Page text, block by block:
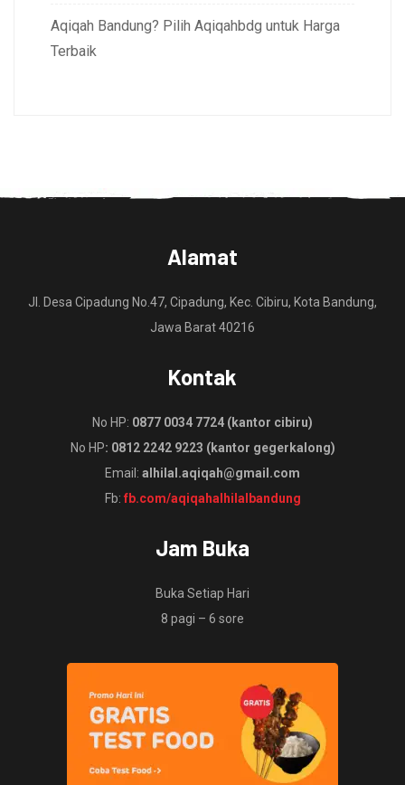
Aqiqah Bandung? Pilih Aqiqahbdg untuk Harga
Terbaik
Alamat
Jl. Desa Cipadung No.47, Cipadung, Kec. Cibiru, Kota Bandung,
Jawa Barat 40216
Kontak
No HP: 0877 0034 7724 (kantor cibiru)
No HP: 0812 2242 9223 (kantor gegerkalong)
Email: alhilal.aqiqah@gmail.com
Fb: fb.com/aqiqahalhilalbandung
Jam Buka
Buka Setiap Hari
8 pagi – 6 sore